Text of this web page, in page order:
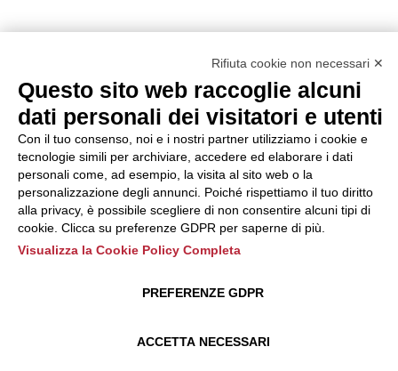
Rifiuta cookie non necessari ✕
Questo sito web raccoglie alcuni
dati personali dei visitatori e utenti
Con il tuo consenso, noi e i nostri partner utilizziamo i cookie e
tecnologie simili per archiviare, accedere ed elaborare i dati
personali come, ad esempio, la visita al sito web o la
personalizzazione degli annunci. Poiché rispettiamo il tuo diritto
alla privacy, è possibile scegliere di non consentire alcuni tipi di
cookie. Clicca su preferenze GDPR per saperne di più.
Visualizza la Cookie Policy Completa
ACCETTA NECESSARI
PREFERENZE GDPR